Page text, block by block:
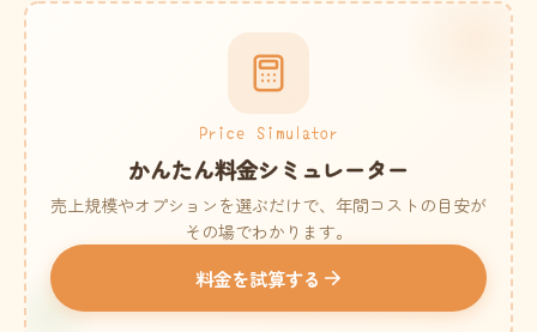
Price Simulator
かんたん料金シミュレーター
売上規模やオプションを選ぶだけで、年間コストの目安が
その場でわかります。
料金を試算する